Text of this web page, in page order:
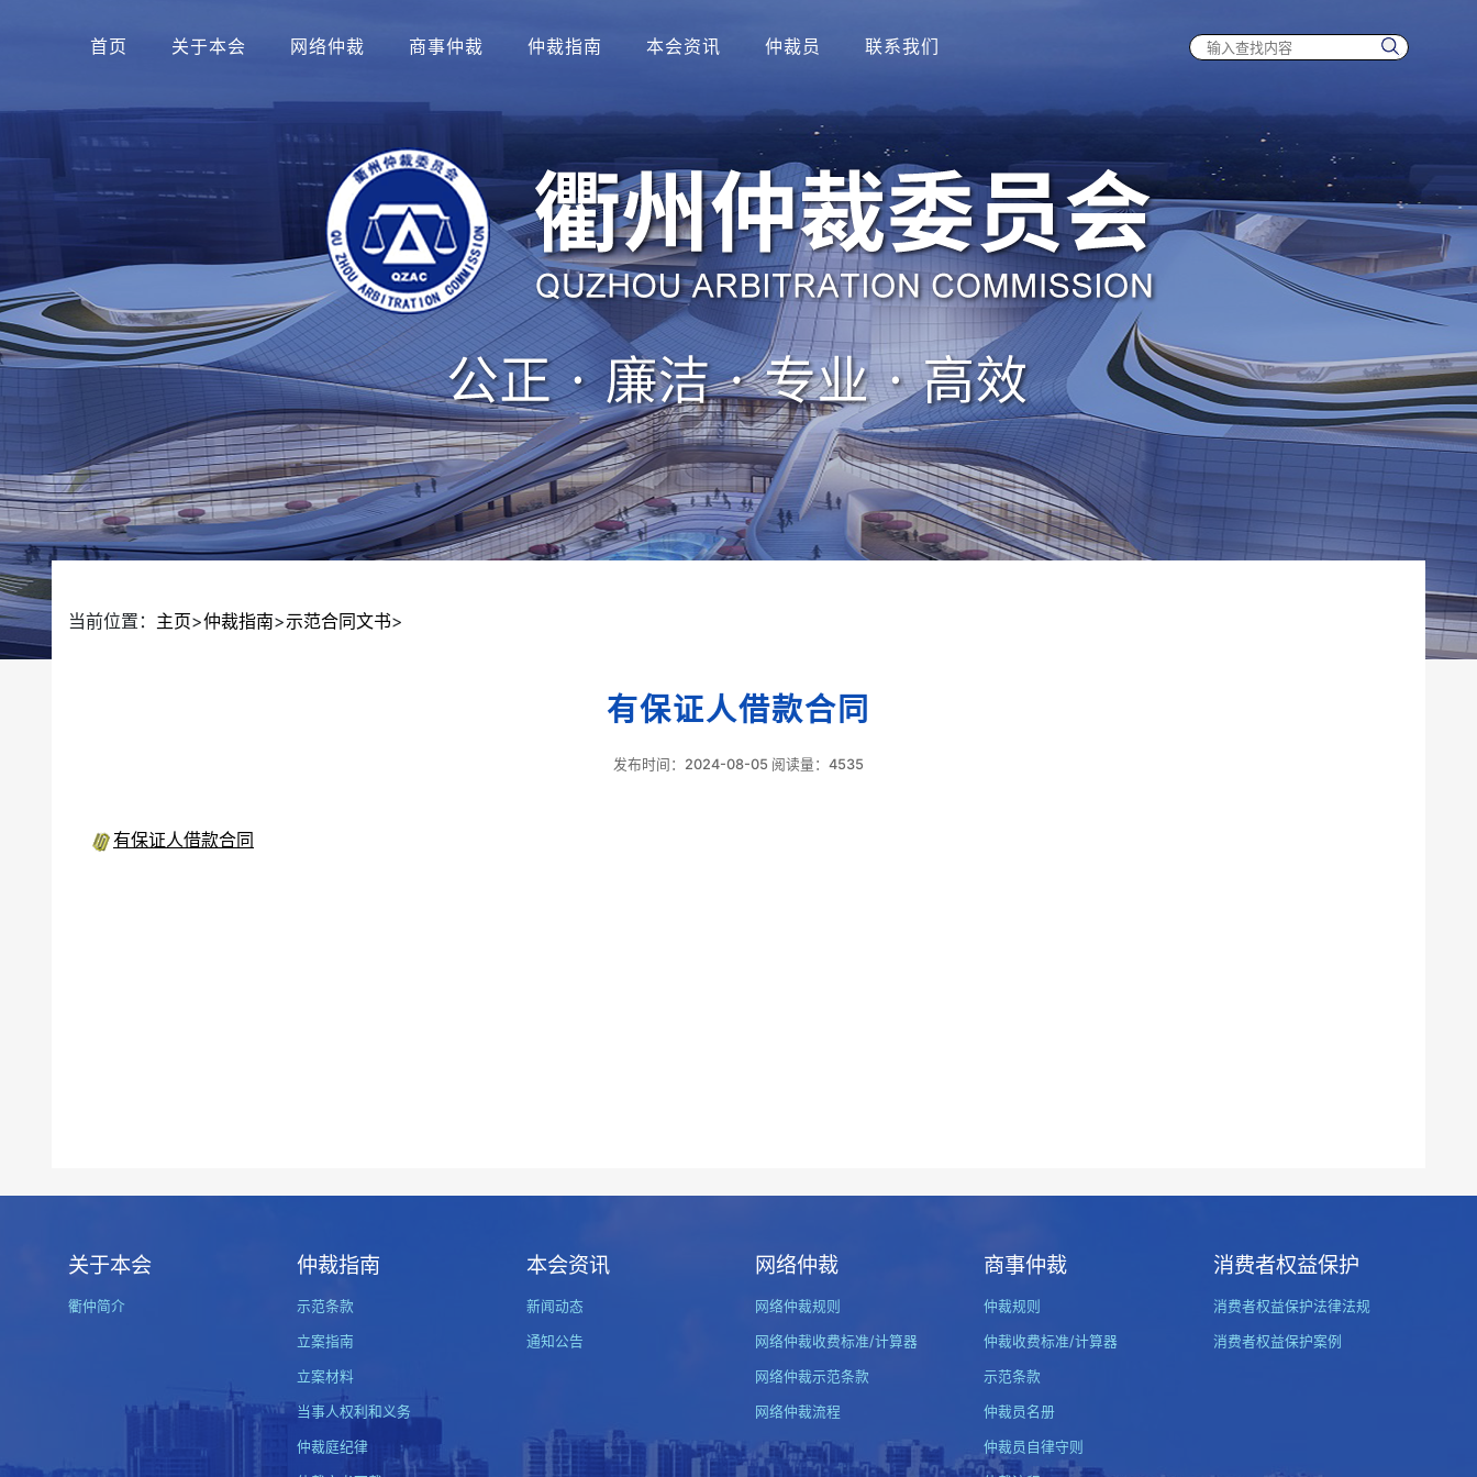
首页 关于本会 网络仲裁 商事仲裁 仲裁指南 本会资讯 仲裁员 联系我们
当前位置： 主页>仲裁指南>示范合同文书>
有保证人借款合同
发布时间：2024-08-05 阅读量：4535
有保证人借款合同
关于本会
衢仲简介
仲裁指南
示范条款
立案指南
立案材料
当事人权利和义务
仲裁庭纪律
本会资讯
新闻动态
通知公告
网络仲裁
网络仲裁规则
网络仲裁收费标准/计算器
网络仲裁示范条款
网络仲裁流程
商事仲裁
仲裁规则
仲裁收费标准/计算器
示范条款
仲裁员名册
仲裁员自律守则
消费者权益保护
消费者权益保护法律法规
消费者权益保护案例